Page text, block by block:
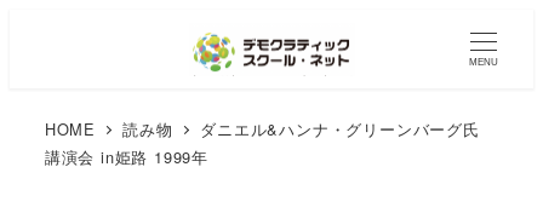
MENU
HOME 読み物
ダニエル&ハンナ・グリーンバーグ氏
講演会 in姫路 1999年